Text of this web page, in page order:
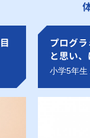
プログ
と思い、
小学5年生